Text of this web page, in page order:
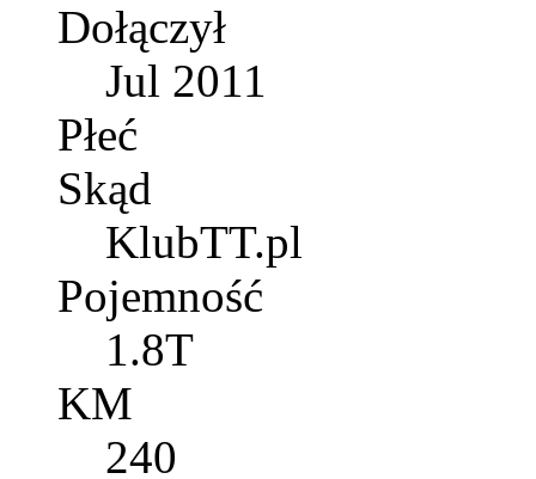
Dołączył
Jul 2011
Płeć
Skąd
KlubTT.pl
Pojemność
1.8T
KM
240